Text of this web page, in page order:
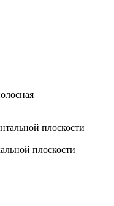
плоскости
плоскости